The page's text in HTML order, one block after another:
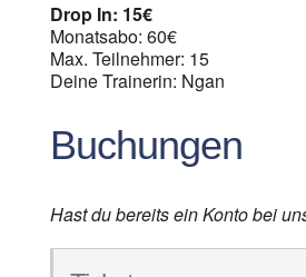
Drop In: 15€
Monatsabo: 60€
Max. Teilnehmer: 15
Deine Trainerin: Ngan
Buchungen
Hast du bereits ein Konto bei